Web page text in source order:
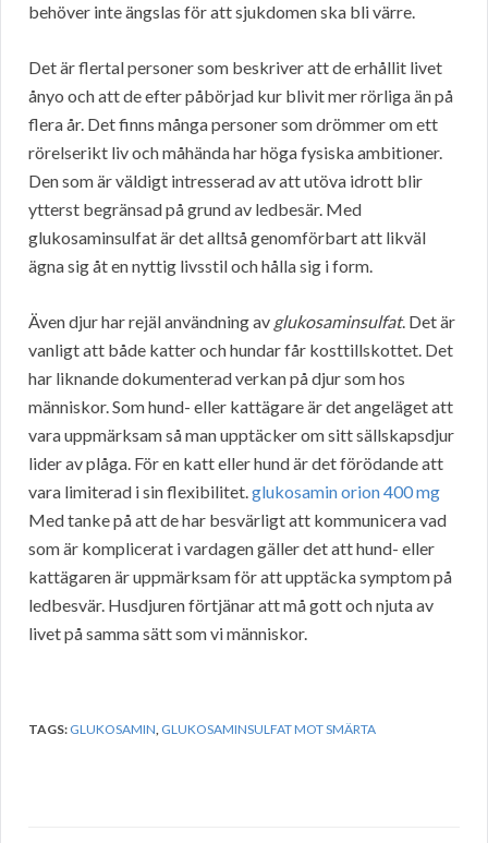
behöver inte ängslas för att sjukdomen ska bli värre.
Det är flertal personer som beskriver att de erhållit livet
ånyo och att de efter påbörjad kur blivit mer rörliga än på
flera år. Det finns många personer som drömmer om ett
rörelserikt liv och måhända har höga fysiska ambitioner.
Den som är väldigt intresserad av att utöva idrott blir
ytterst begränsad på grund av ledbesär. Med
glukosaminsulfat är det alltså genomförbart att likväl
ägna sig åt en nyttig livsstil och hålla sig i form.
Även djur har rejäl användning av glukosaminsulfat. Det är
vanligt att både katter och hundar får kosttillskottet. Det
har liknande dokumenterad verkan på djur som hos
människor. Som hund- eller kattägare är det angeläget att
vara uppmärksam så man upptäcker om sitt sällskapsdjur
lider av plåga. För en katt eller hund är det förödande att
vara limiterad i sin flexibilitet.glukosamin orion 400 mg
Med tanke på att de har besvärligt att kommunicera vad
som är komplicerat i vardagen gäller det att hund- eller
kattägaren är uppmärksam för att upptäcka symptom på
ledbesvär. Husdjuren förtjänar att må gott och njuta av
livet på samma sätt som vi människor.
TAGS: GLUKOSAMIN, GLUKOSAMINSULFAT MOT SMÄRTA